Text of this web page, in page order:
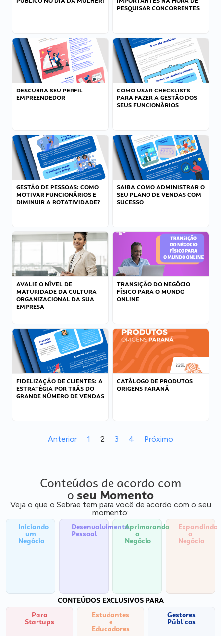
PESQUISAR CONCORRENTES
DESCUBRA SEU PERFIL
EMPREENDEDOR
COMO USAR CHECKLISTS
PARA FAZER A GESTÃO DOS
SEUS FUNCIONÁRIOS
GESTÃO DE PESSOAS: COMO
MOTIVAR FUNCIONÁRIOS E
DIMINUIR A ROTATIVIDADE?
SAIBA COMO ADMINISTRAR O
SEU PLANO DE VENDAS COM
SUCESSO
AVALIE O NÍVEL DE
MATURIDADE DA CULTURA
ORGANIZACIONAL DA SUA
EMPRESA
TRANSIÇÃO DO NEGÓCIO
FÍSICO PARA O MUNDO
ONLINE
FIDELIZAÇÃO DE CLIENTES: A
ESTRATÉGIA POR TRÁS DO
GRANDE NÚMERO DE VENDAS
CATÁLOGO DE PRODUTOS
ORIGENS PARANÁ
Anterior 1 2 3 4 Próximo
Conteúdos de acordo com
o seu Momento
Veja o que o Sebrae tem para você de acordo com o seu
momento:
Iniciando
um
Negócio
Desenvolvimento
Pessoal
Aprimorando
o
Negócio
Expandindo
o
Negócio
CONTEÚDOS EXCLUSIVOS PARA
Para
Startups
Estudantes
e
Educadores
Gestores
Públicos